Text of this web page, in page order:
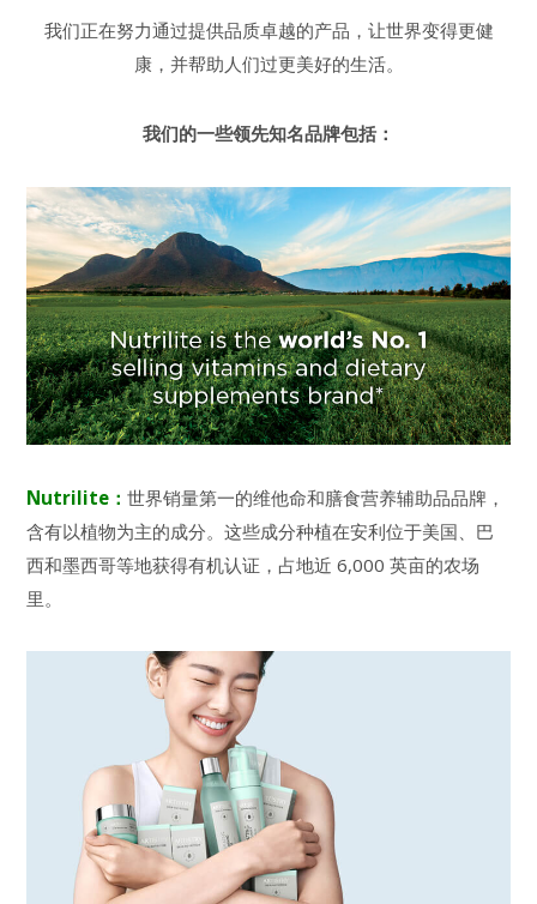
我们正在努力通过提供品质卓越的产品，让世界变得更健
康，并帮助人们过更美好的生活。
我们的一些领先知名品牌包括：
Nutrilite：世界销量第一的维他命和膳食营养辅助品品牌，
含有以植物为主的成分。这些成分种植在安利位于美国、巴
西和墨西哥等地获得有机认证，占地近 6,000 英亩的农场
里。